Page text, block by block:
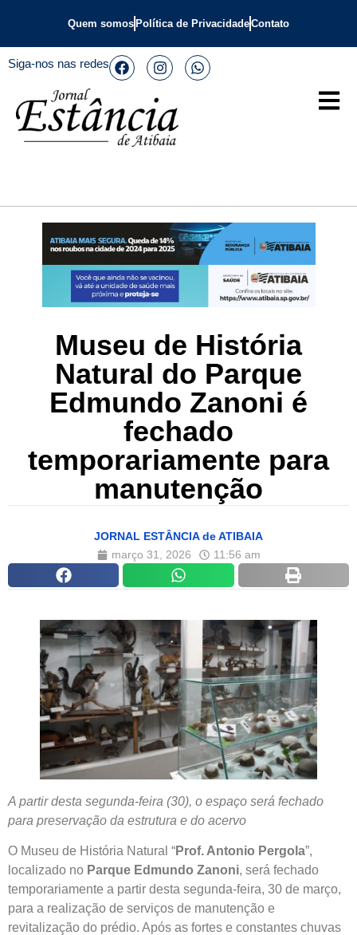
Quem somos Política de PrivacidadeContato
Siga-nos nas redes
Museu de História
Natural do Parque
Edmundo Zanoni é
fechado
temporariamente para
manutenção
JORNAL ESTÂNCIA de ATIBAIA
março 31, 2026
11:56 am
A partir desta segunda-feira (30), o espaço será fechado
para preservação da estrutura e do acervo
O Museu de História Natural “Prof. Antonio Pergola”,
localizado no Parque Edmundo Zanoni, será fechado
temporariamente a partir desta segunda-feira, 30 de março,
para a realização de serviços de manutenção e
revitalização do prédio. Após as fortes e constantes chuvas